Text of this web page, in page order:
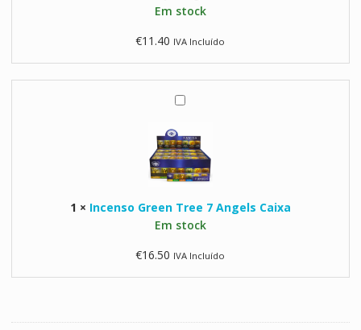
a
a
c
o
Em stock
€11.40 IVA Incluído
I
c
e
n
o
G
e
e
1 × Incenso Green Tree 7 Angels Caixa
Em stock
€16.50 IVA Incluído